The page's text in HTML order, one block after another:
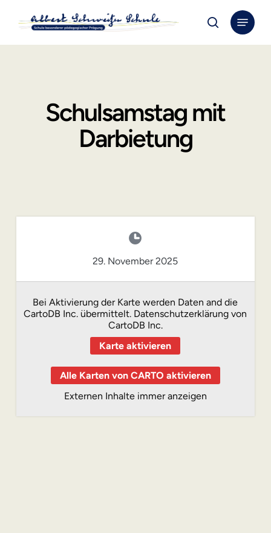
search
Menu
Schulsamstag mit
Darbietung
29. November 2025
Bei Aktivierung der Karte werden Daten and die
CartoDB Inc. übermittelt. Datenschutzerklärung von
CartoDB Inc.
Karte aktivieren
Alle Karten von CARTO aktivieren
Externen Inhalte immer anzeigen
Close